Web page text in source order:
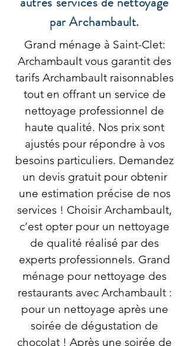
par Archambault.
Grand ménage à Saint-Clet:
Archambault vous garantit des
tarifs Archambault raisonnables
tout en offrant un service de
nettoyage professionnel de
haute qualité. Nos prix sont
ajustés pour répondre à vos
besoins particuliers. Demandez
un devis gratuit pour obtenir
une estimation précise de nos
services ! Choisir Archambault,
c’est opter pour un nettoyage
de qualité réalisé par des
experts professionnels. Grand
ménage pour nettoyage des
restaurants avec Archambault :
pour un nettoyage après une
soirée de dégustation de
chocolat ! Après une soirée de